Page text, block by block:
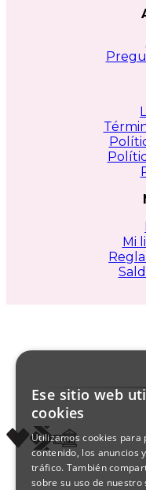
Mi
Ese sitio web
cookies
Utilizamos cookies para
contenido, los anuncios
tráfico. También
sobre su uso de nuestro